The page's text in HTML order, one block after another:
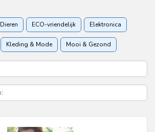
Dieren ECO-vriendelijk Elektronica
Kleding & Mode Mooi & Gezond